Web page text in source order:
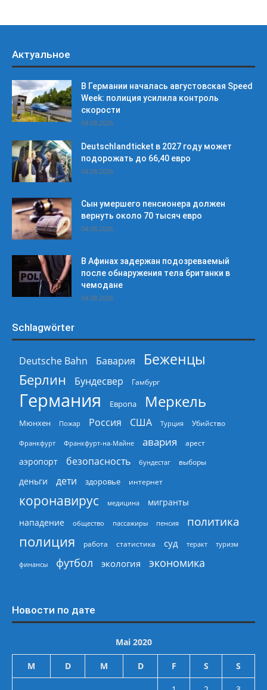
Актуальное
В Германии началась августовская Speed
Week: полиция усилила контроль
скорости
04.08.2026
Deutschlandticket в 2027 году может
подорожать до 66,40 евро
04.08.2026
Сын умершего пенсионера должен
вернуть около 70 тысяч евро
04.08.2026
В Афинах задержан подозреваемый
после обнаружения тела британки в
чемодане
04.08.2026
Schlagwörter
Deutsche Bahn Бавария
Беженцы
Берлин
Бундесвер Гамбург
Германия Европа Меркель
Мюнхен Пожар Россия США Турция Убийство
Франкфурт Франкфурт-на-Майне авария арест
аэропорт безопасность бундестаг выборы
деньги дети здоровье интернет
коронавирус медицина
мигранты
нападение
общество пассажиры пенсия политика
полиция работа статистика суд теракт туризм
финансы футбол экология экономика
Новости по дате
Mai 2020
M D M D F S S